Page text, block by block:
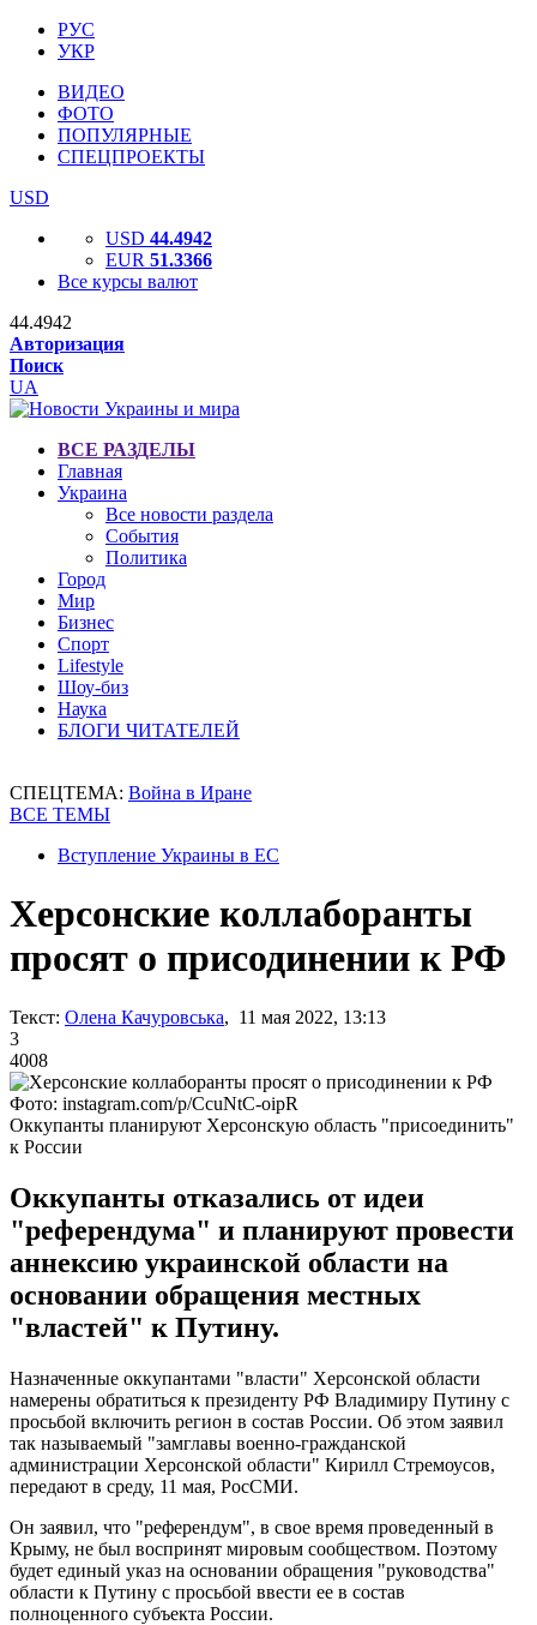
РУС
УКР
ВИДЕО
ФОТО
ПОПУЛЯРНЫЕ
СПЕЦПРОЕКТЫ
USD
USD 44.4942
EUR 51.3366
Все курсы валют
44.4942
Авторизация
Поиск
UA
ВСЕ РАЗДЕЛЫ
Главная
Украина
Все новости раздела
События
Политика
Город
Мир
Бизнес
Спорт
Lifestyle
Шоу-биз
Наука
БЛОГИ ЧИТАТЕЛЕЙ
СПЕЦТЕМА: Война в Иране
ВСЕ ТЕМЫ
Вступление Украины в ЕС
Херсонские коллаборанты
просят о присодинении к РФ
Текст: Олена Качуровська, 11 мая 2022, 13:13
3
4008
Фото: instagram.com/p/CcuNtC-oipR
Оккупанты планируют Херсонскую область "присоединить"
к России
Оккупанты отказались от идеи
"референдума" и планируют провести
аннексию украинской области на
основании обращения местных
"властей" к Путину.
Назначенные оккупантами "власти" Херсонской области
намерены обратиться к президенту РФ Владимиру Путину с
просьбой включить регион в состав России. Об этом заявил
так называемый "замглавы военно-гражданской
администрации Херсонской области" Кирилл Стремоусов,
передают в среду, 11 мая, РосСМИ.
Он заявил, что "референдум", в свое время проведенный в
Крыму, не был воспринят мировым сообществом. Поэтому
будет единый указ на основании обращения "руководства"
области к Путину с просьбой ввести ее в состав
полноценного субъекта России.